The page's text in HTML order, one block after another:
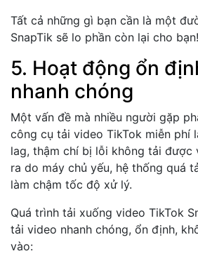
Tất cả những gì bạn cần là một
SnapTik sẽ lo phần còn lại cho bạn!
5. Hoạt động ổn
nhanh chóng
Một vấn đề mà nhiều người gặp
công cụ tải video TikTok miễn phí
lag, thậm chí bị lỗi không tải được
ra do máy chủ yếu, hệ thống quá
làm chậm tốc độ xử lý.
Quá trình tải xuống video TikTok
tải video nhanh chóng, ổn định,
vào: